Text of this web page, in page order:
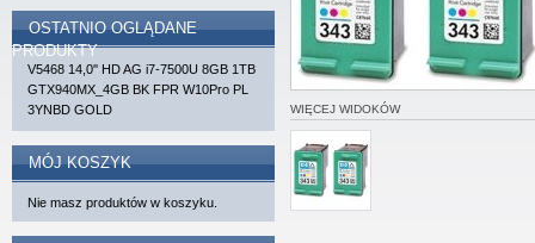
WIĘCEJ WIDOKÓW
OSTATNIO OGLĄDANE
PRODUKTY
V5468 14,0'' HD AG i7-7500U 8GB 1TB
GTX940MX_4GB BK FPR W10Pro PL
3YNBD GOLD
MÓJ KOSZYK
Nie masz produktów w koszyku.